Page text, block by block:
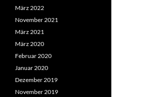
März 2022
November 2021
März 2021
März 2020
Februar 2020
Januar 2020
Dezember 2019
November 2019